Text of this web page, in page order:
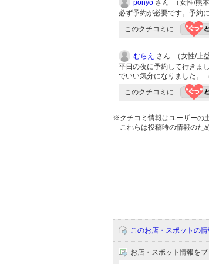
ponyo さん （女性/熊本
必ず予約が必要です。予約
このクチコミに
むらえ さん （女性/上
平日の夜に予約して行きま
でいい気分になりました。
このクチコミに
※クチコミ情報はユーザーの
これらは投稿時の情報のた
このお店・スポットの
お店・スポット情報を